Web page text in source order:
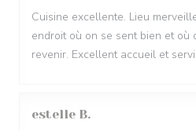
Cuisine excellente. Lieu
endroit où on se sent bien et où
revenir. Excellent accueil et
estelle B